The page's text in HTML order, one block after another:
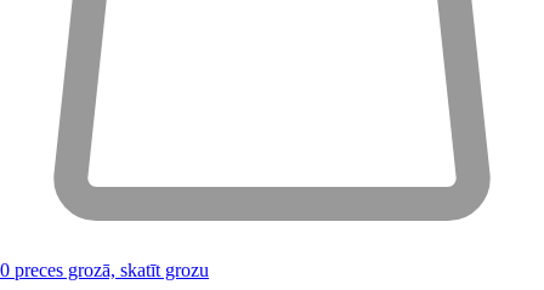
0 preces grozā, skatīt grozu